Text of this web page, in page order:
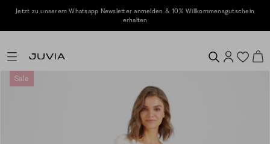
Jetzt zu unserem Whatsapp Newsletter anmelden & 10% Willkommensgutschein
erhalten
Sale